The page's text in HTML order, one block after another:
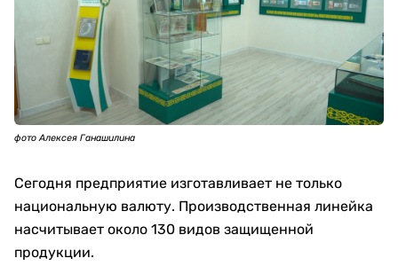
фото Алексея Ганашилина
Сегодня предприятие изготавливает не только
национальную валюту. Производственная линейка
насчитывает около 130 видов защищенной
продукции.